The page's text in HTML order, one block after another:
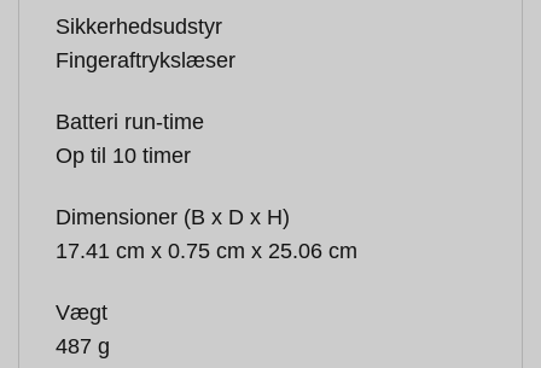
Sikkerhedsudstyr
Fingeraftrykslæser
Batteri run-time
Op til 10 timer
Dimensioner (B x D x H)
17.41 cm x 0.75 cm x 25.06 cm
Vægt
487 g